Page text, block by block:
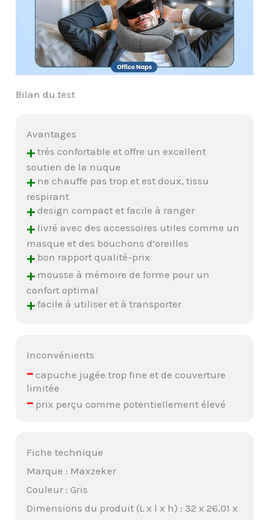
Bilan du test
Avantages
+ très confortable et offre un excellent
soutien de la nuque
+ ne chauffe pas trop et est doux, tissu
respirant
+ design compact et facile à ranger
+ livré avec des accessoires utiles comme un
masque et des bouchons d’oreilles
+ bon rapport qualité-prix
+ mousse à mémoire de forme pour un
confort optimal
+ facile à utiliser et à transporter
Inconvénients
– capuche jugée trop fine et de couverture
limitée
– prix perçu comme potentiellement élevé
Fiche technique
Marque : Maxzeker
Couleur : Gris
Dimensions du produit (L x l x h) : 32 x 26,01 x